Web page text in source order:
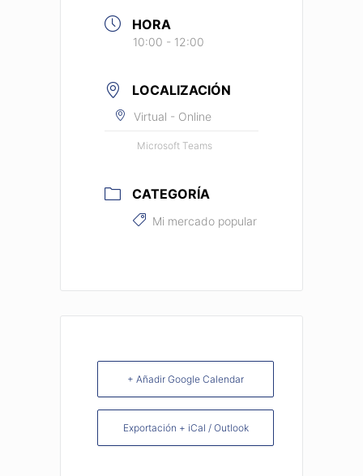
HORA
10:00 - 12:00
LOCALIZACIÓN
Virtual - Online
Microsoft Teams
CATEGORÍA
Mi mercado popular
+ Añadir Google Calendar
Exportación + iCal / Outlook